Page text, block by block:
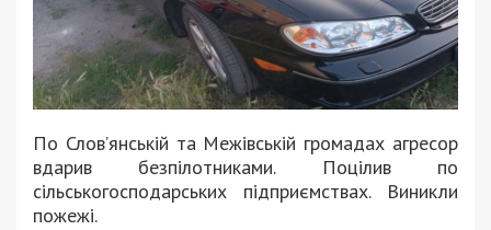
По Слов’янській та Межівській громадах агресор
вдарив безпілотниками. Поцілив по
сільськогосподарських підприємствах. Виникли
пожежі.